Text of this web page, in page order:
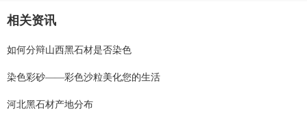
相关资讯
如何分辩山西黑石材是否染色
染色彩砂——彩色沙粒美化您的生活
河北黑石材产地分布